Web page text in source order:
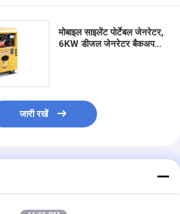
मोबाइल साइलेंट पोर्टेबल जेनरेटर,
6KW डीजल जेनरेटर बैकअप
जारी रखें